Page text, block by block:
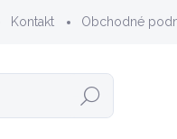
Kontakt Obchodné
Hľadať